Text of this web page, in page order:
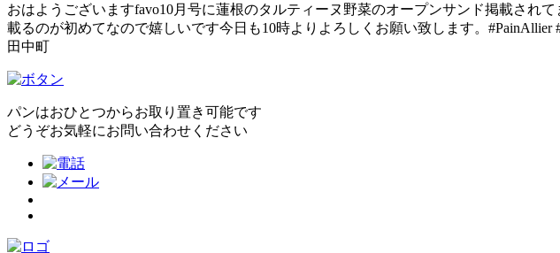
おはようございますfavo10月号に蓮根のタルティーヌ野菜のオープンサンド掲載され
載るのが初めてなので嬉しいです️今日も10時よりよろしくお願い致します。
田中町
パンはおひとつからお取り置き可能です
どうぞお気軽にお問い合わせください